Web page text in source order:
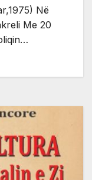
Në
Me 20